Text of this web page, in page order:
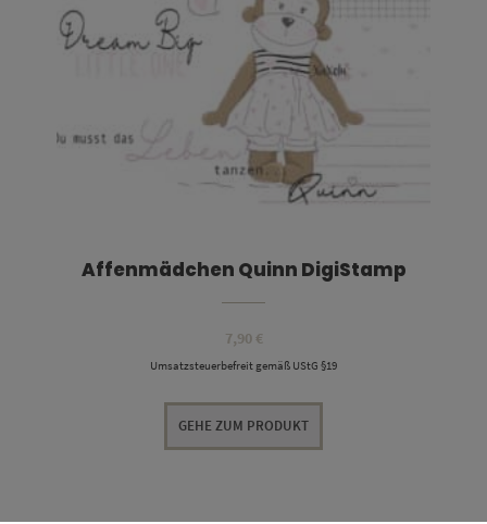
Affenmädchen Quinn DigiStamp
7,90 €
Umsatzsteuerbefreit gemäß UStG §19
GEHE ZUM PRODUKT